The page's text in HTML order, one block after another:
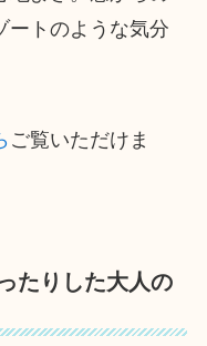
ートのような気分
ご覧いただけま
たりした大人の